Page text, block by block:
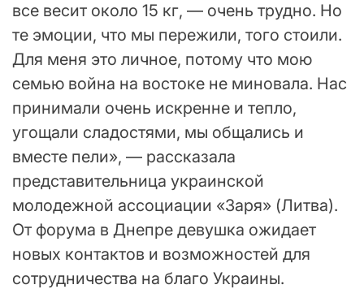
все весит около 15 кг, — очень трудно. Но
те эмоции, что мы пережили, того стоили.
Для меня это личное, потому что мою
семью война на востоке не миновала. Нас
принимали очень искренне и тепло,
угощали сладостями, мы общались и
вместе пели», — рассказала
представительница украинской
молодежной ассоциации «Заря» (Литва).
От форума в Днепре девушка ожидает
новых контактов и возможностей для
сотрудничества на благо Украины.